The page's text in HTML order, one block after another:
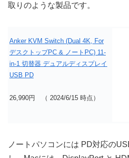
取りのような製品です。
Anker KVM Switch (Dual 4K, For
デスクトップPC & ノートPC) 11-
in-1 切替器 デュアルディスプレイ
USB PD
26,990円 （ 2024/6/15 時点）
ノートパソコンには PD対応の